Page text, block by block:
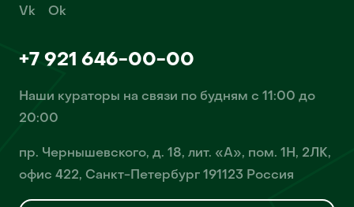
Vk Ok
+7 921 646-00-00
Наши кураторы на связи по будням с 11:00 до
20:00
пр. Чернышевского, д. 18, лит. «А», пом. 1Н, 2ЛК,
офис 422, Санкт-Петербург 191123 Россия